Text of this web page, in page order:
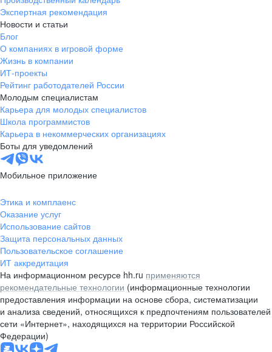
Экспертная рекомендация
Новости и статьи
Блог
О компаниях в игровой форме
Жизнь в компании
ИТ-проекты
Рейтинг работодателей России
Молодым специалистам
Карьера для молодых специалистов
Школа программистов
Карьера в некоммерческих организациях
Боты для уведомлений
Мобильное приложение
Этика и комплаенс
Оказание услуг
Использование сайтов
Защита персональных данных
Пользовательское соглашение
ИТ аккредитация
На информационном ресурсе hh.ru применяются
рекомендательные технологии (информационные технологии
предоставления информации на основе сбора, систематизации
и анализа сведений, относящихся к предпочтениям пользователей
сети «Интернет», находящихся на территории Российской
Федерации)